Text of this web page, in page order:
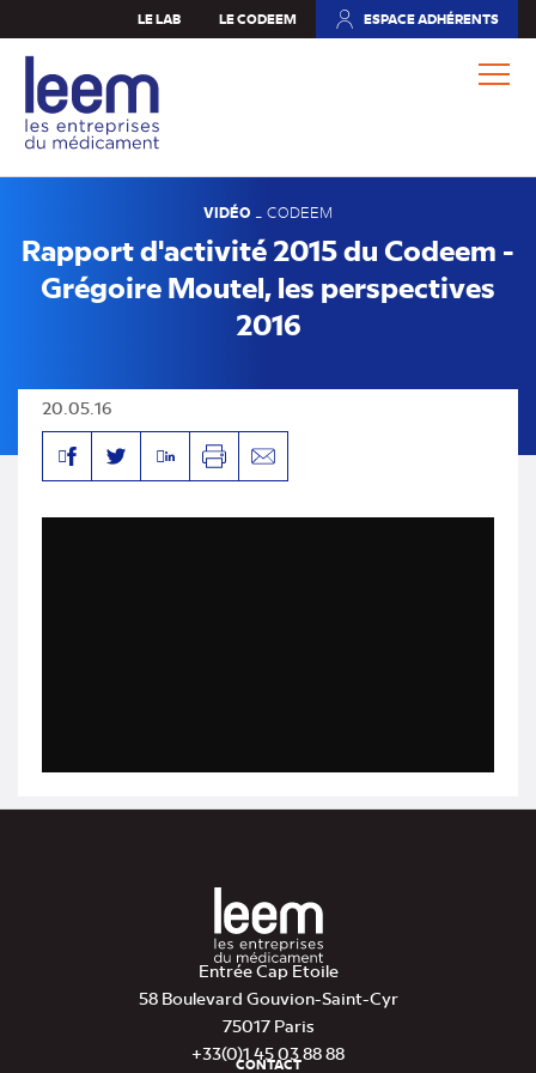
au
contenu
principal
LE LAB LE CODEEM ESPACE ADHÉRENTS
(NOUVEL
VIDÉO - CODEEM
Rapport d'activité 2015 du Codeem -
Grégoire Moutel, les perspectives
2016
20.05.16
FacebookTwitterLinkedinImprimerEnvoyer
mail
Entrée Cap Etoile
58 Boulevard Gouvion-Saint-Cyr
75017 Paris
+33(0)1 45 03 88 88
CONTACT